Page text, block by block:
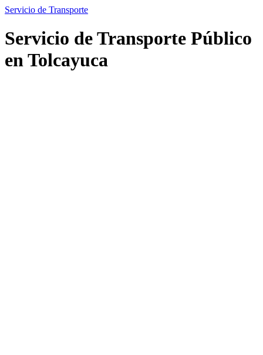
Servicio de Transporte
Servicio de Transporte Público
en Tolcayuca